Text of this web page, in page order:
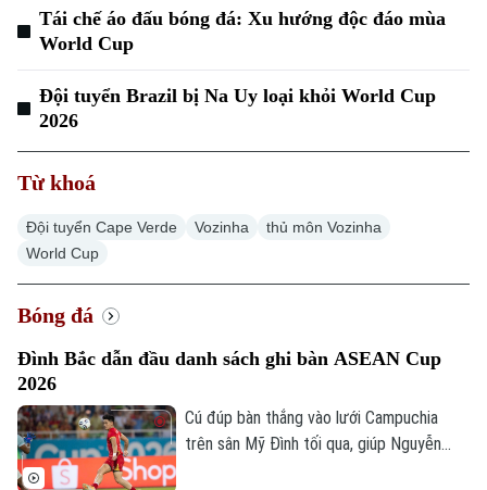
Xu hướng
Tái chế áo đấu bóng đá: Xu hướng độc đáo mùa
World Cup
Đội tuyển Brazil bị Na Uy loại khỏi World Cup
2026
Từ khoá
Đội tuyển Cape Verde Vozinha
thủ môn Vozinha
World Cup
Bóng đá
Đình Bắc dẫn đầu danh sách ghi bàn ASEAN Cup
2026
Cú đúp bàn thắng vào lưới Campuchia
trên sân Mỹ Đình tối qua, giúp Nguyễn